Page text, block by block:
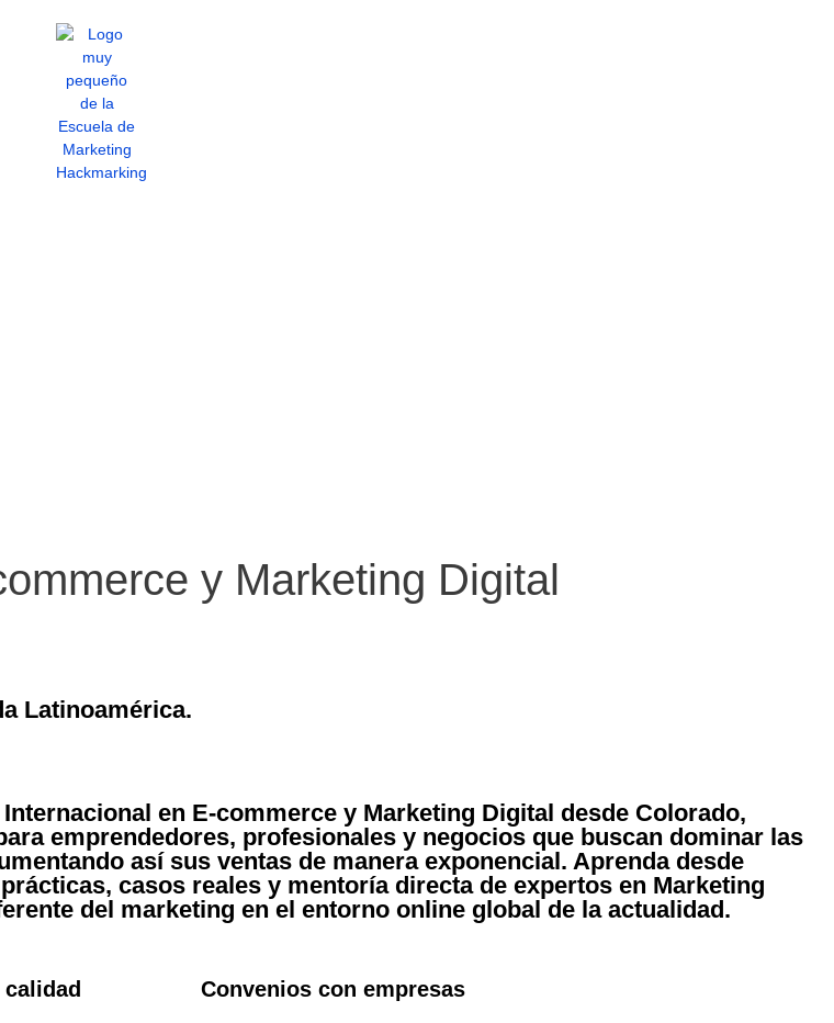
y Marketing Digital
Latinoamérica.
en E-commerce y Marketing Digital desde Colorado,
emprendedores, profesionales y negocios que buscan dominar las
así sus ventas de manera exponencial. Aprenda desde
casos reales y mentoría directa de expertos en Marketing
del marketing en el entorno online global de la actualidad.
Convenios con empresas